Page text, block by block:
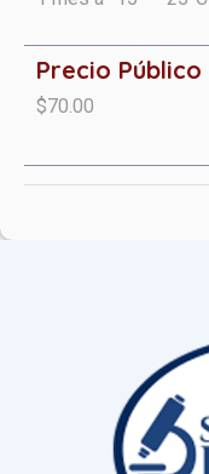
Precio Público
$70.00